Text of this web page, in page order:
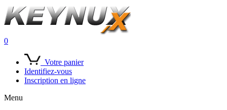
0
Votre panier
Identifiez-vous
Inscription en ligne
Menu